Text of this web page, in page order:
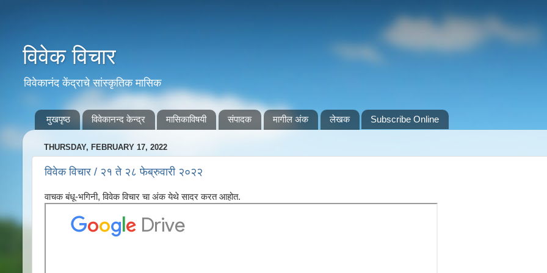
विवेक विचार
विवेकानंद केंद्राचे सांस्कृतिक मासिक
मुखपृष्ठ विवेकानन्द केन्द्र मासिकाविषयी संपादक मागील अंक लेखक Subscribe Online
THURSDAY, FEBRUARY 17, 2022
विवेक विचार / २१ ते २८ फेब्रुवारी २०२२
वाचक बंधू-भगिनी, विवेक विचार चा अंक येथे सादर करत आहोत.